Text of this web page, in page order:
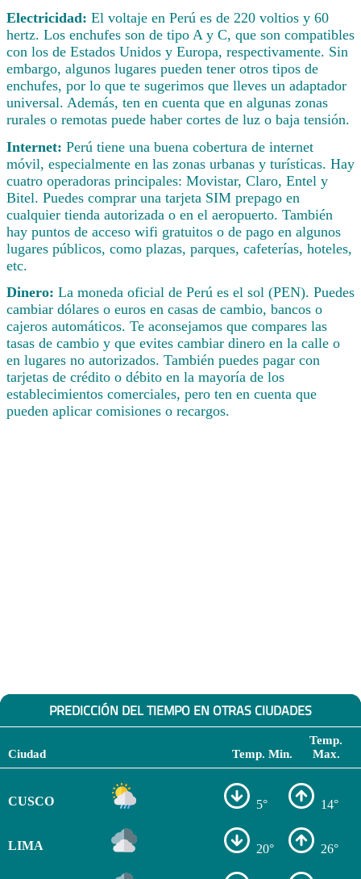
Electricidad: El voltaje en Perú es de 220 voltios y 60
hertz. Los enchufes son de tipo A y C, que son compatibles
con los de Estados Unidos y Europa, respectivamente. Sin
embargo, algunos lugares pueden tener otros tipos de
enchufes, por lo que te sugerimos que lleves un adaptador
universal. Además, ten en cuenta que en algunas zonas
rurales o remotas puede haber cortes de luz o baja tensión.
Internet: Perú tiene una buena cobertura de internet
móvil, especialmente en las zonas urbanas y turísticas. Hay
cuatro operadoras principales: Movistar, Claro, Entel y
Bitel. Puedes comprar una tarjeta SIM prepago en
cualquier tienda autorizada o en el aeropuerto. También
hay puntos de acceso wifi gratuitos o de pago en algunos
lugares públicos, como plazas, parques, cafeterías, hoteles,
etc.
Dinero: La moneda oficial de Perú es el sol (PEN). Puedes
cambiar dólares o euros en casas de cambio, bancos o
cajeros automáticos. Te aconsejamos que compares las
tasas de cambio y que evites cambiar dinero en la calle o
en lugares no autorizados. También puedes pagar con
tarjetas de crédito o débito en la mayoría de los
establecimientos comerciales, pero ten en cuenta que
pueden aplicar comisiones o recargos.
PREDICCIÓN DEL TIEMPO EN OTRAS CIUDADES
Ciudad Temp. Min.
Temp.
Max.
CUSCO 5° 14°
LIMA 20° 26°